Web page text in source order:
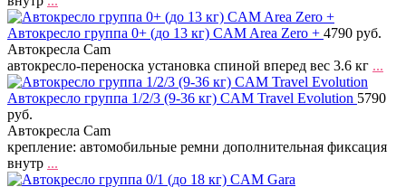
Автокресло группа 0+ (до 13 кг) CAM Area Zero + 4790 руб.
Автокресла Cam
автокресло-переноска установка спиной вперед вес 3.6 кг ...
Автокресло группа 1/2/3 (9-36 кг) CAM Travel Evolution 5790
руб.
Автокресла Cam
крепление: автомобильные ремни дополнительная фиксация
внутр ...